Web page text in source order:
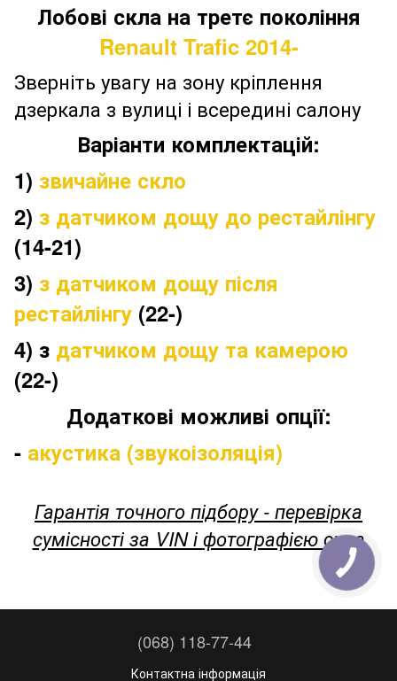
Лобові скла на третє покоління
Renault Trafic 2014-
Зверніть увагу на зону кріплення
дзеркала з вулиці і всередині салону
Варіанти комплектацій:
1) звичайне скло
2) з датчиком дощу до рестайлінгу
(14-21)
3) з датчиком дощу після
рестайлінгу (22-)
4) з датчиком дощу та камерою
(22-)
Додаткові можливі опції:
- акустика (звукоізоляція)
Гарантія точного підбору - перевірка
сумісності за VIN і фотографією скла
(068) 118-77-44
Контактна інформація